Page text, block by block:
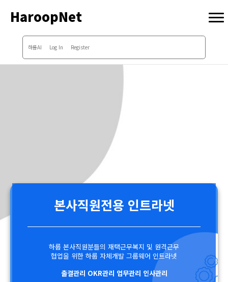
HaroopNet
하룹AI Log In Register
본사직원전용 인트라넷
하룹 본사직원분들의 재택근무복지 및 원격근무
협업을 위한 하룹 자체개발 그룹웨어 인트라넷
출결관리 OKR관리 업무관리 인사관리